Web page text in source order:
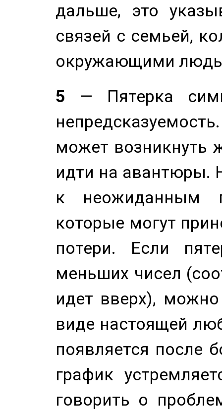
дальше, это
связей с семьей,
окружающими
5 — Пятерка
может возникнуть
идти на авантюры.
к неожиданным
которые могут
потери. Если
меньших чисел
идет вверх),
виде настоящей
появляется после
график
говорить о